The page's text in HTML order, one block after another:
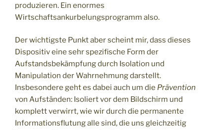
produzieren. Ein enormes
Wirtschaftsankurbelungsprogramm also.
Der wichtigste Punkt aber scheint mir, dass dieses
Dispositiv eine sehr spezifische Form der
Aufstandsbekämpfung durch Isolation und
Manipulation der Wahrnehmung darstellt.
Insbesondere geht es dabei auch um die Prävention
von Aufständen: Isoliert vor dem Bildschirm und
komplett verwirrt, wie wir durch die permanente
Informationsflutung alle sind, die uns gleichzeitig